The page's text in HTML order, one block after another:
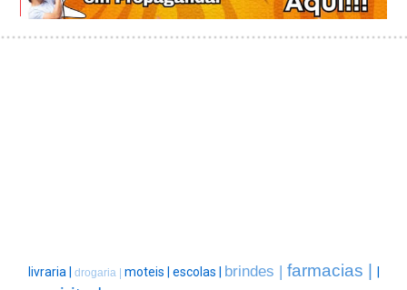
livraria | drogaria | moteis | escolas | brindes | farmacias |